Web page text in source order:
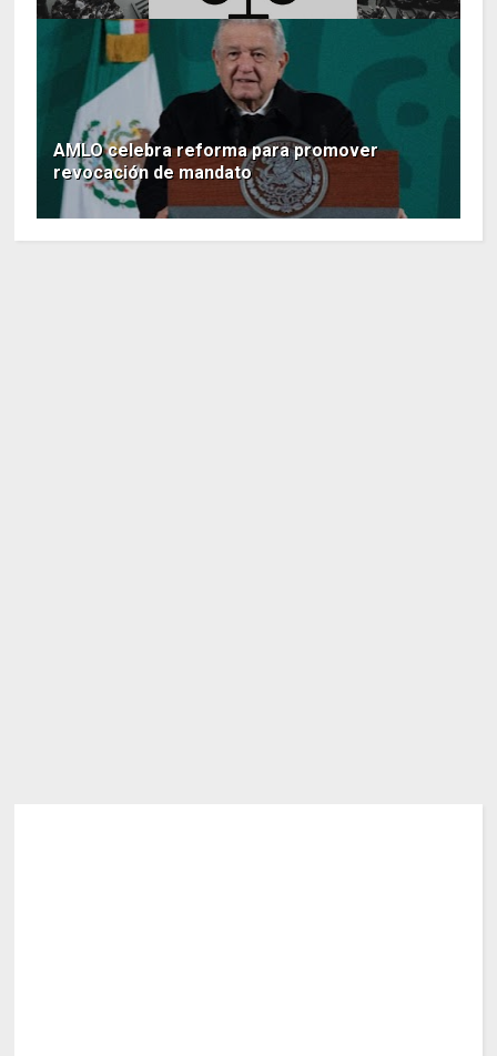
AMLO celebra reforma para promover
revocación de mandato